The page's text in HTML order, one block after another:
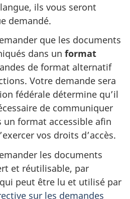
ils vous seront
demandé.
que les documents
dans un format
de format alternatif
Votre demande sera
fédérale détermine qu’il
de communiquer
un format accessible afin
vos droits d’accès.
les documents
et réutilisable, par
peut être lu et utilisé par
sur les demandes